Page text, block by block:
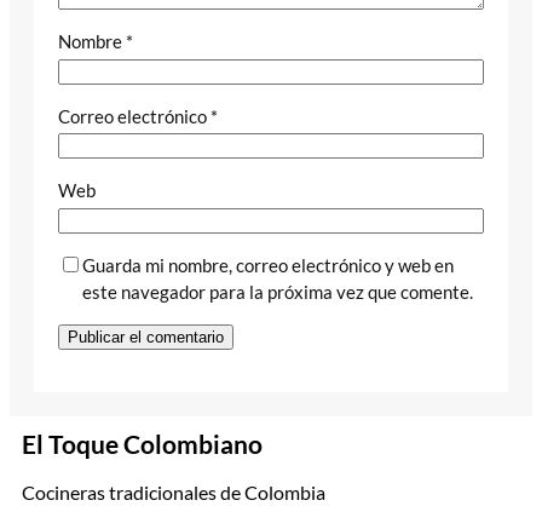
Nombre *
Correo electrónico *
Web
Guarda mi nombre, correo electrónico y web en
este navegador para la próxima vez que comente.
El Toque Colombiano
Cocineras tradicionales de Colombia